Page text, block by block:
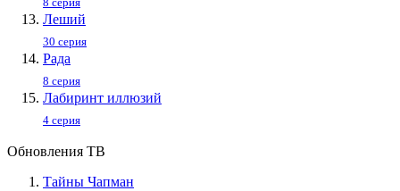
Леший
30 серия
Рада
8 серия
Лабиринт иллюзий
4 серия
Обновления ТВ
Тайны Чапман